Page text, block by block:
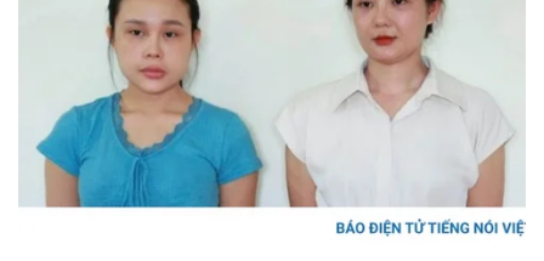
Lịch thi đấu bóng đá
Thế giới thể thao
eSports
Hậu trường
Ô tô - Xe máy
Xe máy